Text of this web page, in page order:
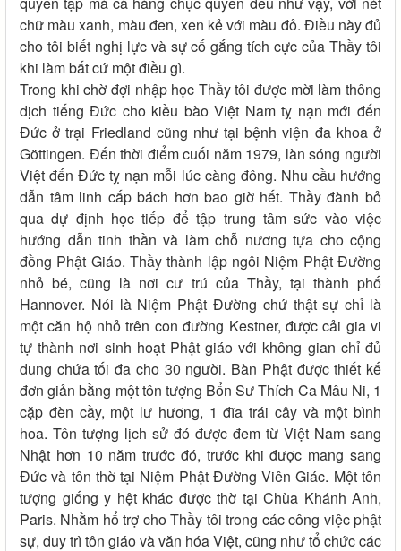
chữ màu xanh, màu đen, xen kẻ với màu đỏ. Điều này đủ
cho tôi biết nghị lực và sự cố gắng tích cực của Thầy tôi
khi làm bất cứ một điều gì.
Trong khi chờ đợi nhập học Thầy tôi được mời làm thông
dịch tiếng Đức cho kiều bào Việt Nam tỵ nạn mới đến
Đức ở trại Friedland cũng như tại bệnh viện đa khoa ở
Göttingen. Đến thời điểm cuối năm 1979, làn sóng người
Việt đến Đức tỵ nạn mỗi lúc càng đông. Nhu cầu hướng
dẫn tâm linh cấp bách hơn bao giờ hết. Thầy đành bỏ
qua dự định học tiếp để tập trung tâm sức vào việc
hướng dẫn tinh thần và làm chỗ nương tựa cho cộng
đồng Phật Giáo. Thầy thành lập ngôi Niệm Phật Đường
nhỏ bé, cũng là nơi cư trú của Thầy, tại thành phố
Hannover. Nói là Niệm Phật Đường chứ thật sự chỉ là
một căn hộ nhỏ trên con đường Kestner, được cải gia vi
tự thành nơi sinh hoạt Phật giáo với không gian chỉ đủ
dung chứa tối đa cho 30 người. Bàn Phật được thiết kế
đơn giản bằng một tôn tượng Bổn Sư Thích Ca Mâu Ni, 1
cặp đèn cầy, một lư hương, 1 đĩa trái cây và một bình
hoa. Tôn tượng lịch sử đó được đem từ Việt Nam sang
Nhật hơn 10 năm trước đó, trước khi được mang sang
Đức và tôn thờ tại Niệm Phật Đường Viên Giác. Một tôn
tượng giống y hệt khác được thờ tại Chùa Khánh Anh,
Paris. Nhằm hổ trợ cho Thầy tôi trong các công việc phật
sự, duy trì tôn giáo và văn hóa Việt, cũng như tổ chức các